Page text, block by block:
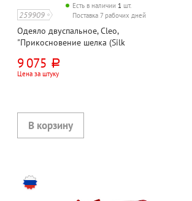
259909
Есть в наличии 1 шт.
Поставка 7 рабочих дней
Одеяло двуспальное, Cleo,
"Прикосновение шелка (Silk
30% полиэфирное волокно,
модал, 350г⁄м²
9 075 руб.
Цена за штуку